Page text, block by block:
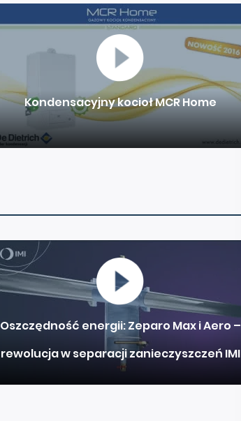
Kondensacyjny kocioł MCR Home
Oszczędność energii: Zeparo Max i Aero –
rewolucja w separacji zanieczyszczeń IMI